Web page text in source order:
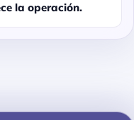
la operación.